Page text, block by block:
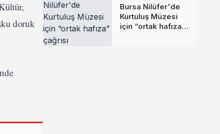
doruk
Bursa Nilüfer'de
Kurtuluş Müzesi
için “ortak hafıza”